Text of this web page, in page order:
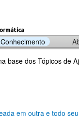
base dos Tópicos de
em outra e todo